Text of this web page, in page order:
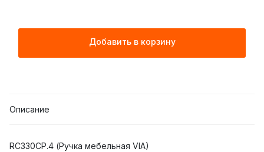
Добавить в корзину
Описание
RC330CP.4 (Ручка мебельная VIA)